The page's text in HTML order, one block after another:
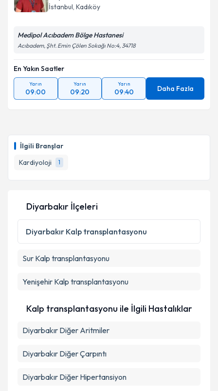
İlgili Branşlar
Kardiyoloji
1
İstanbul, Kadıköy
Medipol Acıbadem Bölge Hastanesi
Acıbadem, Şht. Emin Çölen Sokağı No:4, 34718
En Yakın Saatler
Yarın
09:00
Yarın
09:20
Yarın
09:40 Daha Fazla
Diyarbakır İlçeleri
Diyarbakır Kalp transplantasyonu
Sur Kalp transplantasyonu
Yenişehir Kalp transplantasyonu
Kalp transplantasyonu ile İlgili Hastalıklar
Diyarbakır Diğer Aritmiler
Diyarbakır Diğer Çarpıntı
Diyarbakır Diğer Hipertansiyon